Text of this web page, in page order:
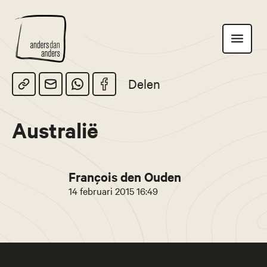
Anders
dan
Anders
Toon
navigatie
Delen
Australië
François den Ouden
14 februari 2015 16:49